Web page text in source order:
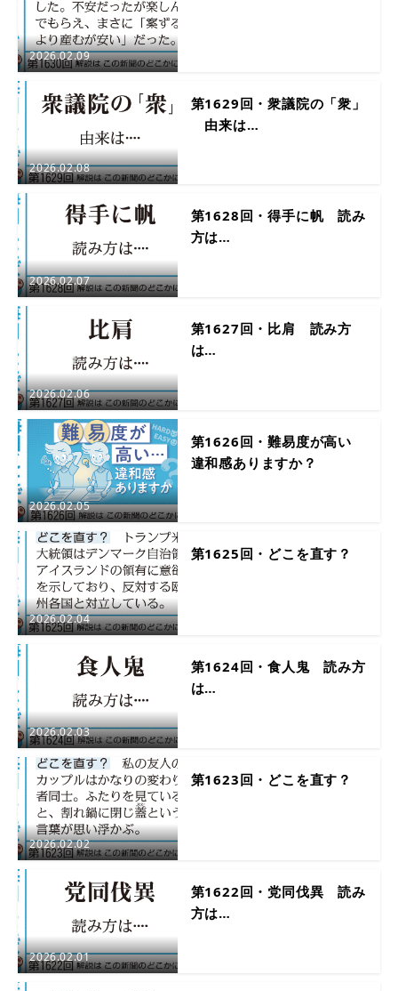
2026.02.09
2026.02.08
第1629回・衆議院の「衆」
由来は…
2026.02.07
第1628回・得手に帆 読み
方は…
2026.02.06
第1627回・比肩 読み方
は…
2026.02.05
第1626回・難易度が高い
違和感ありますか？
2026.02.04
第1625回・どこを直す？
2026.02.03
第1624回・食人鬼 読み方
は…
2026.02.02
第1623回・どこを直す？
2026.02.01
第1622回・党同伐異 読み
方は…